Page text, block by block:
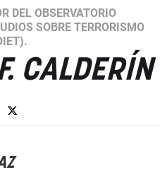
DEL OBSERVATORIO
SOBRE TERRORISMO
CALDERÍN